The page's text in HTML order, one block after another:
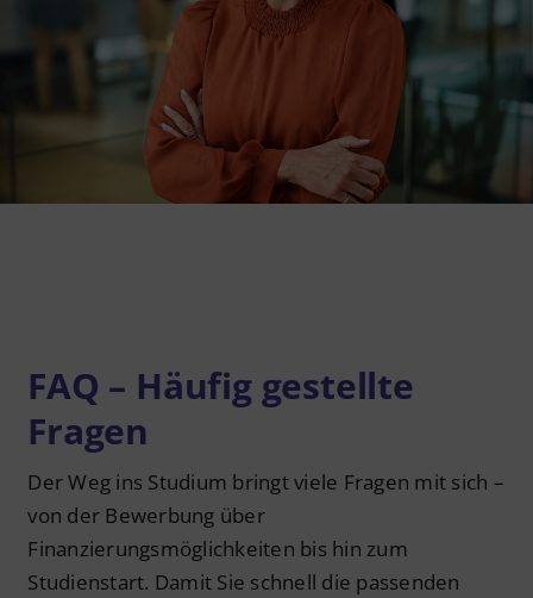
Barrierefreiheit
FAQ – Häufig gestellte
Fragen
Der Weg ins Studium bringt viele Fragen mit sich –
von der Bewerbung über
Finanzierungsmöglichkeiten bis hin zum
Studienstart. Damit Sie schnell die passenden